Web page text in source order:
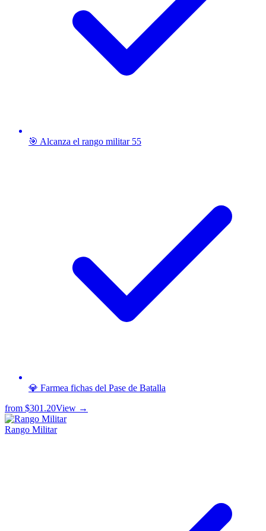
🎯 Alcanza el rango militar 55
💎 Farmea fichas del Pase de Batalla
from $301.20View →
Rango Militar